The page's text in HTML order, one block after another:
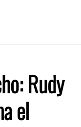
Rudy
el